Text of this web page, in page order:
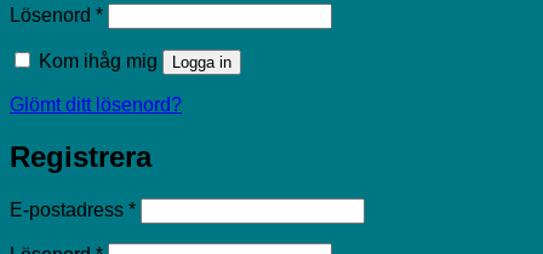
Lösenord *Obligatoriskt
Kom ihåg mig Logga in
Glömt ditt lösenord?
Registrera
E-postadress *Obligatoriskt